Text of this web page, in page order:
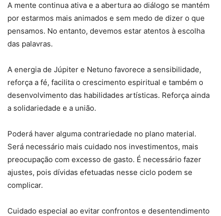
A mente continua ativa e a abertura ao diálogo se mantém
por estarmos mais animados e sem medo de dizer o que
pensamos. No entanto, devemos estar atentos à escolha
das palavras.
A energia de Júpiter e Netuno favorece a sensibilidade,
reforça a fé, facilita o crescimento espiritual e também o
desenvolvimento das habilidades artísticas. Reforça ainda
a solidariedade e a união.
Poderá haver alguma contrariedade no plano material.
Será necessário mais cuidado nos investimentos, mais
preocupação com excesso de gasto. É necessário fazer
ajustes, pois dívidas efetuadas nesse ciclo podem se
complicar.
Cuidado especial ao evitar confrontos e desentendimento